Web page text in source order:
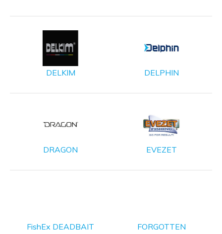
DELKIM DELPHIN
DRAGON EVEZET
FishEx DEADBAIT
FORGOTTEN